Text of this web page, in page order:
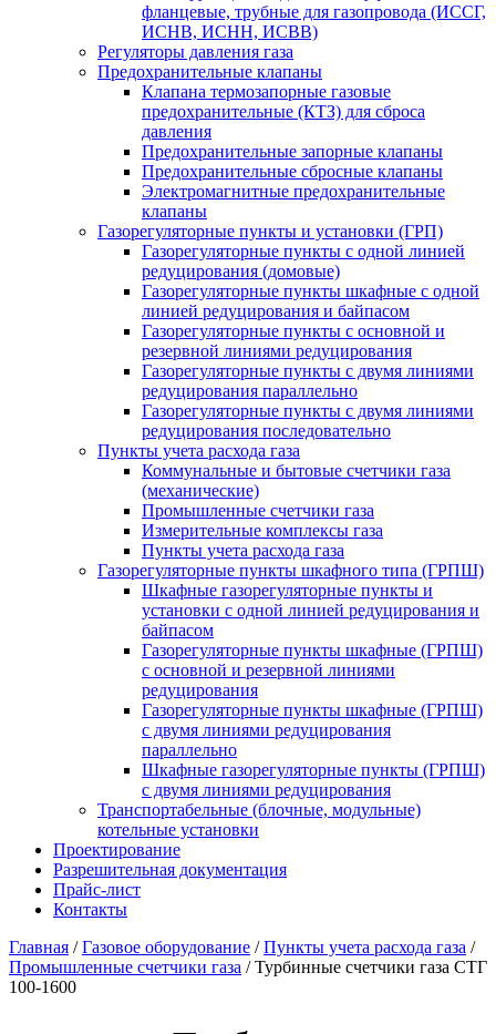
фланцевые, трубные для газопровода (ИССГ,
ИСНВ, ИСНН, ИСВВ)
Регуляторы давления газа
Предохранительные клапаны
Клапана термозапорные газовые
предохранительные (КТЗ) для сброса
давления
Предохранительные запорные клапаны
Предохранительные сбросные клапаны
Электромагнитные предохранительные
клапаны
Газорегуляторные пункты и установки (ГРП)
Газорегуляторные пункты с одной линией
редуцирования (домовые)
Газорегуляторные пункты шкафные с одной
линией редуцирования и байпасом
Газорегуляторные пункты с основной и
резервной линиями редуцирования
Газорегуляторные пункты с двумя линиями
редуцирования параллельно
Газорегуляторные пункты с двумя линиями
редуцирования последовательно
Пункты учета расхода газа
Коммунальные и бытовые счетчики газа
(механические)
Промышленные счетчики газа
Измерительные комплексы газа
Пункты учета расхода газа
Газорегуляторные пункты шкафного типа (ГРПШ)
Шкафные газорегуляторные пункты и
установки c одной линией редуцирования и
байпасом
Газорегуляторные пункты шкафные (ГРПШ)
с основной и резервной линиями
редуцирования
Газорегуляторные пункты шкафные (ГРПШ)
с двумя линиями редуцирования
параллельно
Шкафные газорегуляторные пункты (ГРПШ)
c двумя линиями редуцирования
Транспортабельные (блочные, модульные)
котельные установки
Проектирование
Разрешительная документация
Прайс-лист
Контакты
Главная / Газовое оборудование / Пункты учета расхода газа /
Промышленные счетчики газа / Турбинные счетчики газа СТГ
100-1600